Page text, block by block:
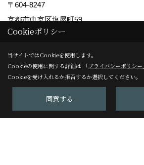
〒604-8247
京都市中京区塩屋町59
TEL：075-229-3007
＜営業時間＞10:00～17:00
＜定休日＞日曜日
Copyright (c) Ambiance Co.,Ltd. All Rights
Cookieポリシー
当サイトではCookieを使用します。
Cookieの使用に関する詳細は 「プライバシーポリシー
Cookieを受け入れるか拒否するか選択してください。
同意する